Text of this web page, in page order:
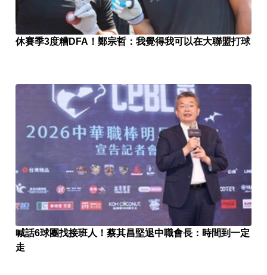
休賽季3度糟DFA！鄭宗哲：我覺得我可以在大聯盟打球
喊話6球團找接班人！蔡其昌堅退中職會長：時間到一定
走